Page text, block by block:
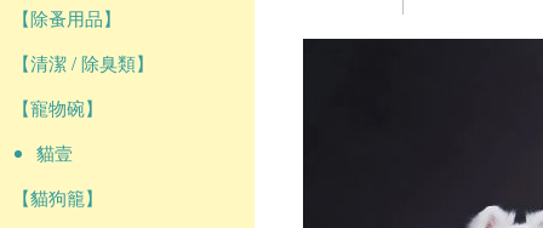
【除蚤用品】
【清潔 / 除臭類】
【寵物碗】
貓壹
【貓狗籠】